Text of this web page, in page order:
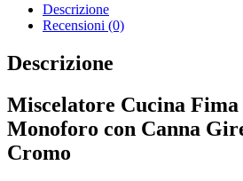
Descrizione
Recensioni (0)
Descrizione
Miscelatore Cucina Fima
Monoforo con Canna
Cromo